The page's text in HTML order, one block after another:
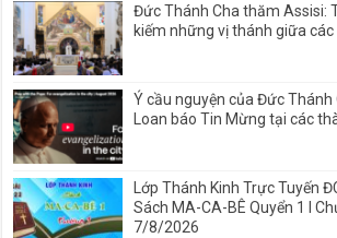
Đức Thánh Cha thăm Assisi:
kiếm những vị thánh giữa các
Ý cầu nguyện của Đức
Loan báo Tin Mừng tại các
Lớp Thánh Kinh Trực Tuyến
Sách MA-CA-BÊ Quyển 1 I
7/8/2026